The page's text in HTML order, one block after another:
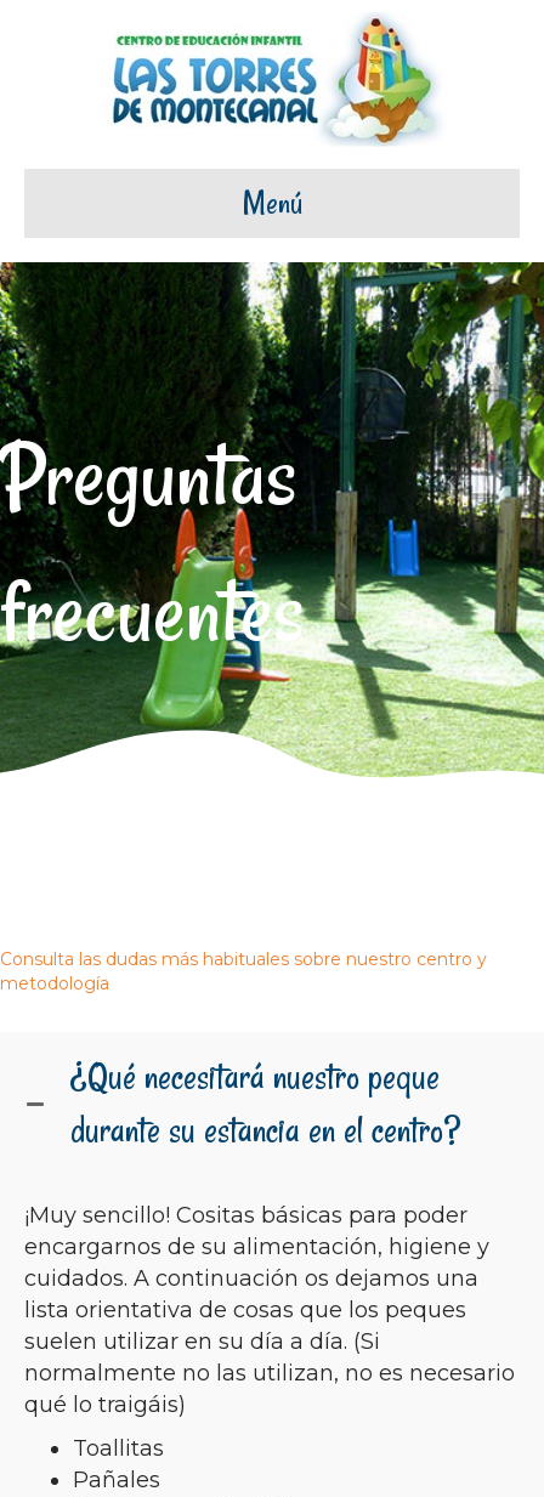
Menú
Preguntas
frecuentes
Consulta las dudas más habituales sobre nuestro centro y
metodología
¿Qué necesitará nuestro peque
durante su estancia en el centro?
¡Muy sencillo! Cositas básicas para poder
encargarnos de su alimentación, higiene y
cuidados. A continuación os dejamos una
lista orientativa de cosas que los peques
suelen utilizar en su día a día. (Si
normalmente no las utilizan, no es necesario
qué lo traigáis)
Toallitas
Pañales